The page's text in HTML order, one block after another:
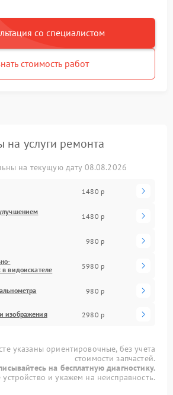
со специалистом
стоимость работ
на услуги ремонта
на текущую дату 08.08.2026
1480 р
1480 р
980 р
в видоискателе
5980 р
980 р
изображения 2980 р
указаны ориентировочные, без учета
стоимости запчастей.
на бесплатную диагностику.
и укажем на неисправность.